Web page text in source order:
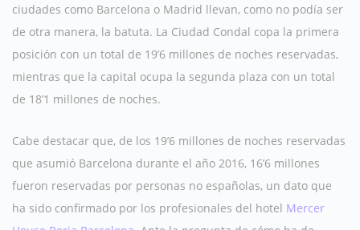
ciudades como Barcelona o Madrid llevan, como no podía ser
de otra manera, la batuta. La Ciudad Condal copa la primera
posición con un total de 19’6 millones de noches reservadas,
mientras que la capital ocupa la segunda plaza con un total
de 18’1 millones de noches.
Cabe destacar que, de los 19’6 millones de noches reservadas
que asumió Barcelona durante el año 2016, 16’6 millones
fueron reservadas por personas no españolas, un dato que
ha sido confirmado por los profesionales del hotel Mercer